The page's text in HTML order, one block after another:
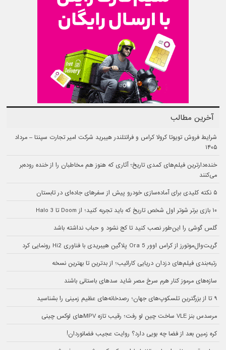
آخرین مطالب
شرایط فروش تویوتا کرولا کراس و فرانتلندر هیبرید شرکت امیر تجارت سپنتا – مرداد
۱۴۰۵
خنده‌دارترین فیلم‌های کمدی تاریخ؛ آثاری که هنوز هم مخاطبان را از خنده روده‌بر
می‌کنند
۵ نکته کلیدی برای آماده‌سازی خودرو پیش از سفرهای جاده‌ای در تابستان
۱۰ بازی برتر شوتر اول شخص تاریخ که باید تجربه کنید؛ از Doom تا Halo 3
گلس گوشی را این‌طور نصب کنید تا کج نشود و حباب نداشته باشد
گریت‌وال‌موتورز از کراس اوور Ora 5 پلاگین هیبریدی با فناوری Hi2 رونمایی کرد
رتبه‌بندی فیلم‌های دزدان دریایی کارائیب؛ از بدترین تا بهترین نسخه
سازه‌های مرموز کنار هرم سرخ مصر شاید سدهای باستانی باشند
۹ تا از بزرگترین تلسکوپ‌های جهان؛ رصدخانه‌های عظیم زمینی را بشناسید
مرسدس بنز VLE ساخت چین لو رفت؛ رقیب تازه MPVهای لوکس چینی
کره زمین بعد از فضا چه بویی دارد؟ روایت عجیب فضانوردان!